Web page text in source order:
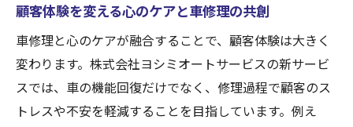
顧客体験を変える心のケアと車修理の共創
車修理と心のケアが融合することで、顧客体験は大きく
変わります。株式会社ヨシミオートサービスの新サービ
スでは、車の機能回復だけでなく、修理過程で顧客のス
トレスや不安を軽減することを目指しています。例え